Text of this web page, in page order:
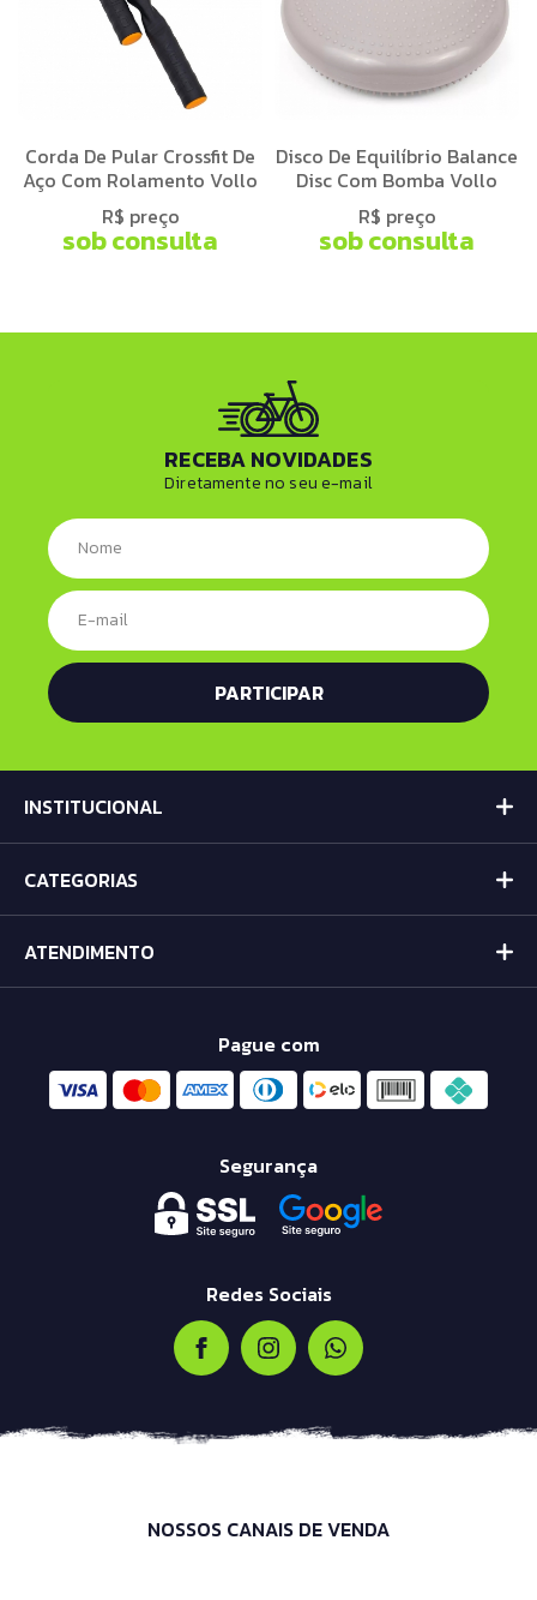
Corda De Pular Crossfit De
Aço Com Rolamento Vollo
R$ preço
sob consulta
Disco De Equilíbrio Balance
Disc Com Bomba Vollo
R$ preço
sob consulta
RECEBA NOVIDADES
Diretamente no seu e-mail
INSTITUCIONAL
CATEGORIAS
ATENDIMENTO
Pague com
Segurança
Redes Sociais
NOSSOS CANAIS DE VENDA